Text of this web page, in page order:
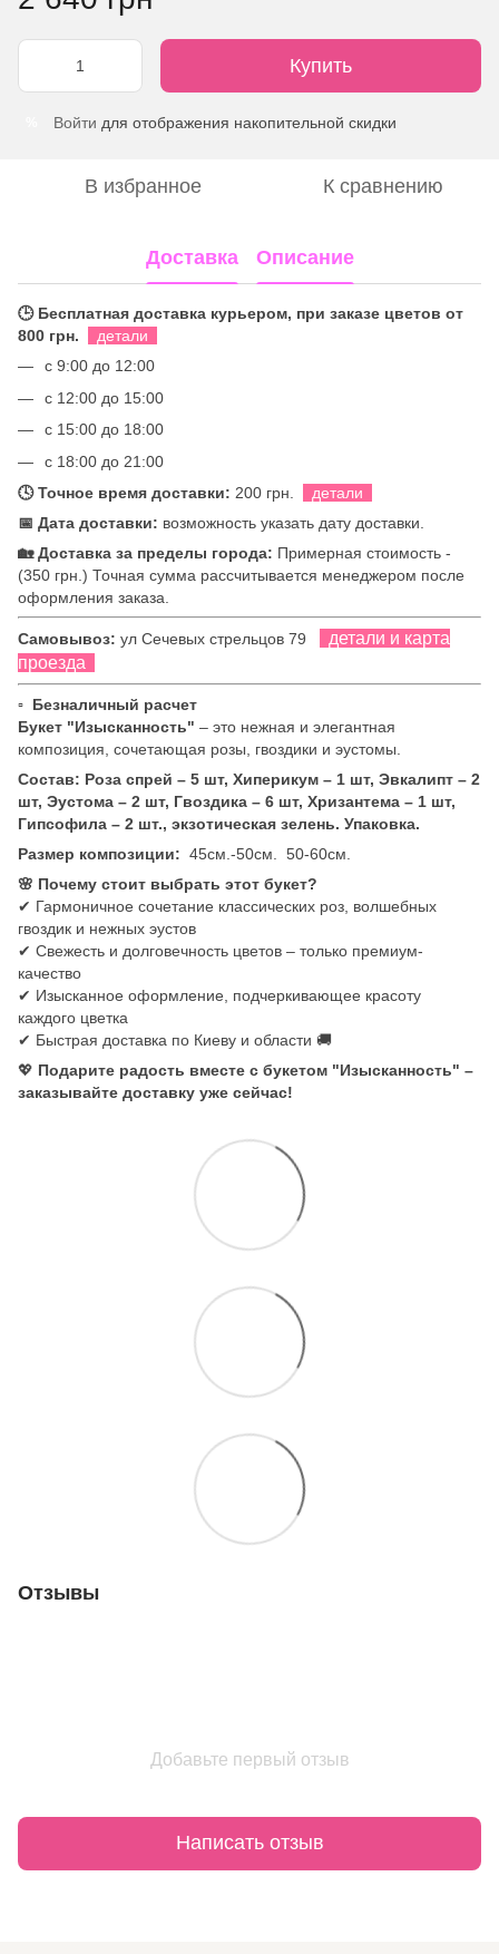
Купить
Войти для отображения накопительной скидки
В избранное К сравнению
Доставка Описание
🕒 Бесплатная доставка курьером, при заказе цветов от
800 грн.
детали
с 9:00 до 12:00
с 12:00 до 15:00
с 15:00 до 18:00
с 18:00 до 21:00
🕓 Точное время доставки: 200 грн.
детали
📅 Дата доставки: возможность указать дату доставки.
🏡 Доставка за пределы города: Примерная стоимость -
(350 грн.) Точная сумма рассчитывается менеджером после
оформления заказа.
Самовывоз: ул Сечевых стрельцов 79
детали и карта
проезда
▫ Безналичный расчет
Букет "Изысканность" – это нежная и элегантная
композиция, сочетающая розы, гвоздики и эустомы.
Состав: Роза спрей – 5 шт, Хиперикум – 1 шт, Эвкалипт – 2
шт, Эустома – 2 шт, Гвоздика – 6 шт, Хризантема – 1 шт,
Гипсофила – 2 шт., экзотическая зелень. Упаковка.
Размер композиции: 45см.-50см.
50-60см.
🌸 Почему стоит выбрать этот букет?
✔ Гармоничное сочетание классических роз, волшебных
гвоздик и нежных эустов
✔ Свежесть и долговечность цветов – только премиум-
качество
✔ Изысканное оформление, подчеркивающее красоту
каждого цветка
✔ Быстрая доставка по Киеву и области 🚚
💖 Подарите радость вместе с букетом "Изысканность" –
заказывайте доставку уже сейчас!
Отзывы
Добавьте первый отзыв
Написать отзыв